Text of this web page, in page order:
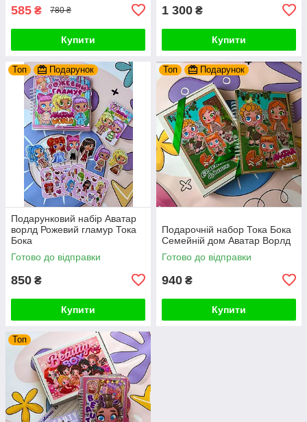
585 ₴ 780 ₴
Купити
1 300 ₴
Купити
Топ Подарунок
Подарунковий набір Аватар
ворлд Рожевий гламур Тока
Бока
Готово до відправки
850 ₴
Купити
Топ Подарунок
Подарочній набор Тока Бока
Семейній дом Аватар Ворлд
Готово до відправки
940 ₴
Купити
Топ